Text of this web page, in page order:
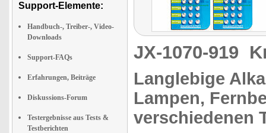
Support-Elemente:
Handbuch-, Treiber-, Video-
Downloads
Support-FAQs
Erfahrungen, Beiträge
Diskussions-Forum
Testergebnisse aus Tests &
Testberichten
JX-1070-919
Langlebige
Lampen,
verschiedenen